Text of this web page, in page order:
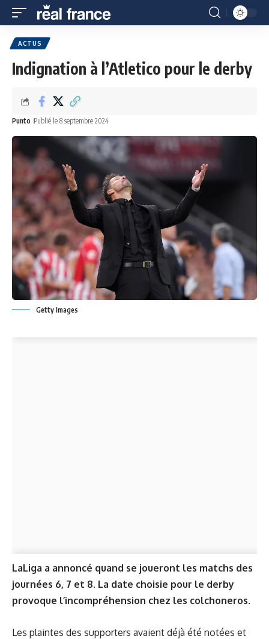
ACTUS
Indignation à l’Atletico pour le derby
Punto Publié le 8 septembre 2024
Getty Images
LaLiga a annoncé quand se joueront les matchs des
journées 6, 7 et 8. La date choisie pour le derby
provoque l’incompréhension chez les colchoneros.
Les plaintes des supporters avaient déjà été notées et